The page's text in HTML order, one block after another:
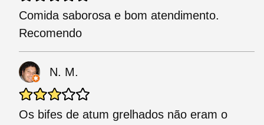
Comida saborosa e bom atendimento.
Recomendo
N. M.
Os bifes de atum grelhados não eram o